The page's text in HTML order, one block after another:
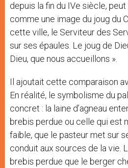
depuis la fin du IVe siècle,
comme une image du joug du
cette ville, le Serviteur des
sur ses épaules. Le joug de
Dieu, que nous accueillons ».
Il ajoutait cette comparaison
En réalité, le symbolisme du
concret : la laine d’agneau
brebis perdue ou celle qui est
faible, que le pasteur met sur
conduit aux sources de la vie.
brebis perdue que le berger